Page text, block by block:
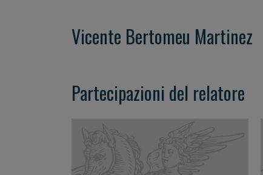
Vicente Bertomeu Martinez
Partecipazioni del relatore